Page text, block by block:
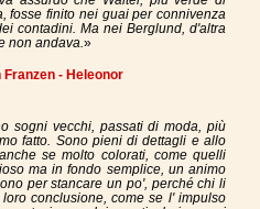
fosse finito nei guai per connivenza
contadini. Ma nei Berglund, d'altra
non andava.»
Franzen - Heleonor
sogni vecchi, passati di moda, più
fatto. Sono pieni di dettagli e allo
se molto colorati, come quelli
ma in fondo semplice, un animo
per stancare un po', perché chi li
conclusione, come se l' impulso